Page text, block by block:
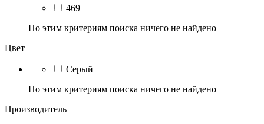
469
По этим критериям поиска ничего не найдено
Цвет
Серый
По этим критериям поиска ничего не найдено
Производитель